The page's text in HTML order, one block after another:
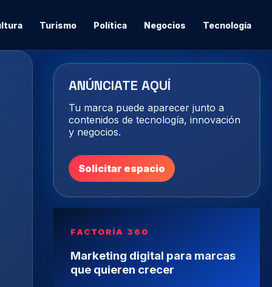
Turismo Política Negocios Tecnología
ANÚNCIATE AQUÍ
Tu marca puede aparecer junto a
contenidos de tecnología, innovación
y negocios.
Solicitar espacio
FACTORÍA 360
Marketing digital para marcas
que quieren crecer